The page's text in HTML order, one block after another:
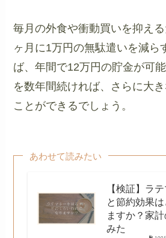
毎月の外食や衝動買いを抑え
ヶ月に1万円の無駄遣いを減ら
ば、年間で12万円の貯金が可
を数年間続ければ、さらに大
ことができるでしょう。
あわせて読みたい
【検証】ラ
と節約効果
ますか？家
みた